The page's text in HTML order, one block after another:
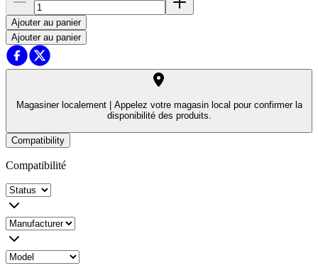
Ajouter au panier
Ajouter au panier
Magasiner localement |
Appelez votre magasin local pour confirmer la
disponibilité des produits.
Compatibility
Compatibilité